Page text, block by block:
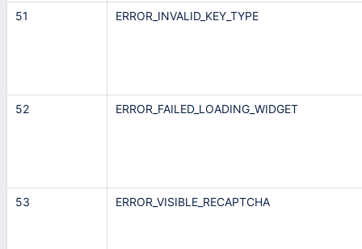
51 ERROR_INVALID_KEY_TYPE
52 ERROR_FAILED_LOADING_WIDGET
53 ERROR_VISIBLE_RECAPTCHA